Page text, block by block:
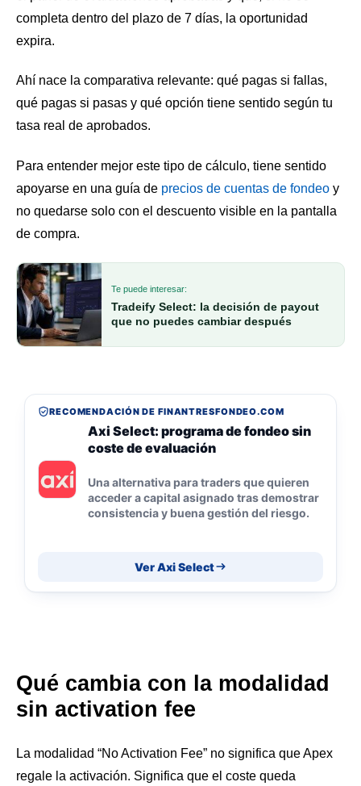
completa dentro del plazo de 7 días, la oportunidad
expira.
Ahí nace la comparativa relevante: qué pagas si fallas,
qué pagas si pasas y qué opción tiene sentido según tu
tasa real de aprobados.
Para entender mejor este tipo de cálculo, tiene sentido
apoyarse en una guía de precios de cuentas de fondeo y
no quedarse solo con el descuento visible en la pantalla
de compra.
Te puede interesar:
Tradeify Select: la decisión de payout
que no puedes cambiar después
RECOMENDACIÓN DE FINANTRESFONDEO.COM
Axi Select: programa de fondeo sin
coste de evaluación
Una alternativa para traders que quieren
acceder a capital asignado tras demostrar
consistencia y buena gestión del riesgo.
Ver Axi Select
Qué cambia con la modalidad
sin activation fee
La modalidad “No Activation Fee” no significa que Apex
regale la activación. Significa que el coste queda